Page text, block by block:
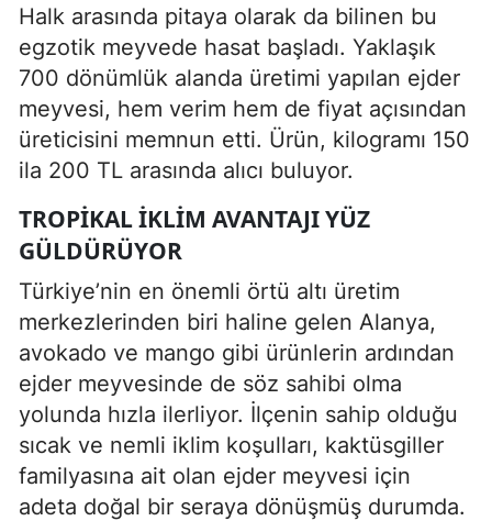
Halk arasında pitaya olarak da bilinen bu
egzotik meyvede hasat başladı. Yaklaşık
700 dönümlük alanda üretimi yapılan ejder
meyvesi, hem verim hem de fiyat açısından
üreticisini memnun etti. Ürün, kilogramı 150
ila 200 TL arasında alıcı buluyor.
TROPIKAL İKLIM AVANTAJI YÜZ
GÜLDÜRÜYOR
Türkiye’nin en önemli örtü altı üretim
merkezlerinden biri haline gelen Alanya,
avokado ve mango gibi ürünlerin ardından
ejder meyvesinde de söz sahibi olma
yolunda hızla ilerliyor. İlçenin sahip olduğu
sıcak ve nemli iklim koşulları, kaktüsgiller
familyasına ait olan ejder meyvesi için
adeta doğal bir seraya dönüşmüş durumda.